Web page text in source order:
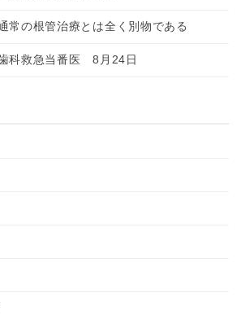
常の根管治療とは全く別物である
歯科救急当番医 8月24日